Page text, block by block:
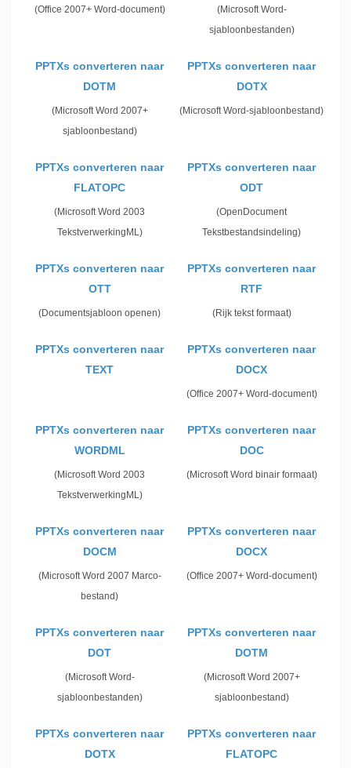
(Office 2007+ Word-document)
(Microsoft Word-
sjabloonbestanden)
PPTXs converteren naar
DOTM
(Microsoft Word 2007+
sjabloonbestand)
PPTXs converteren naar
DOTX
(Microsoft Word-sjabloonbestand)
PPTXs converteren naar
FLATOPC
(Microsoft Word 2003
TekstverwerkingML)
PPTXs converteren naar
ODT
(OpenDocument
Tekstbestandsindeling)
PPTXs converteren naar
OTT
(Documentsjabloon openen)
PPTXs converteren naar
RTF
(Rijk tekst formaat)
PPTXs converteren naar
TEXT
PPTXs converteren naar
DOCX
(Office 2007+ Word-document)
PPTXs converteren naar
WORDML
(Microsoft Word 2003
TekstverwerkingML)
PPTXs converteren naar
DOC
(Microsoft Word binair formaat)
PPTXs converteren naar
DOCM
(Microsoft Word 2007 Marco-
bestand)
PPTXs converteren naar
DOCX
(Office 2007+ Word-document)
PPTXs converteren naar
DOT
(Microsoft Word-
sjabloonbestanden)
PPTXs converteren naar
DOTM
(Microsoft Word 2007+
sjabloonbestand)
PPTXs converteren naar
DOTX
PPTXs converteren naar
FLATOPC